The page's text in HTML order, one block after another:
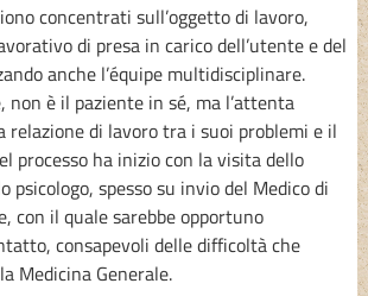
concentrati sull’oggetto di lavoro,
di presa in carico dell’utente e del
anche l’équipe multidisciplinare.
non è il paziente in sé, ma l’attenta
relazione di lavoro tra i suoi problemi e il
processo ha inizio con la visita dello
psicologo, spesso su invio del Medico di
con il quale sarebbe opportuno
consapevoli delle difficoltà che
Medicina Generale.